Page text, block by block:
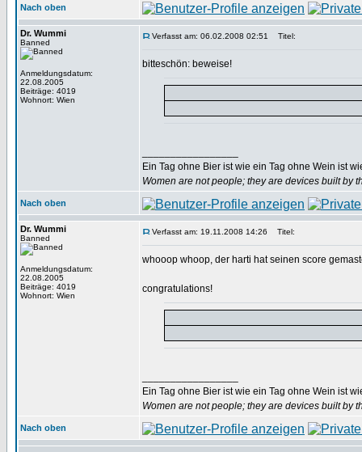
Nach oben
Dr. Wummi
Banned
Anmeldungsdatum:
22.08.2005
Beiträge: 4019
Wohnort: Wien
Verfasst am: 06.02.2008 02:51 Titel:
bitteschön: beweise!
Ein Tag ohne Bier ist wie ein Tag ohne Wein ist
Women are not people; they are devices built by
Nach oben
Dr. Wummi
Banned
Anmeldungsdatum:
22.08.2005
Beiträge: 4019
Wohnort: Wien
Verfasst am: 19.11.2008 14:26 Titel:
whooop whoop, der harti hat seinen score
congratulations!
Ein Tag ohne Bier ist wie ein Tag ohne Wein ist
Women are not people; they are devices built by
Nach oben